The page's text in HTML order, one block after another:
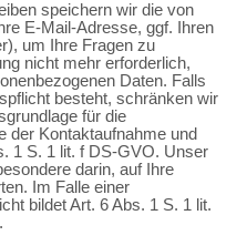
speichern wir die von
E-Mail-Adresse, ggf. Ihren
um Ihre Fragen zu
nicht mehr erforderlich,
Daten. Falls
besteht, schränken wir
für die
der Kontaktaufnahme und
1 S. 1 lit. f DS-GVO. Unser
darin, auf Ihre
Im Falle einer
bildet Art. 6 Abs. 1 S. 1 lit.